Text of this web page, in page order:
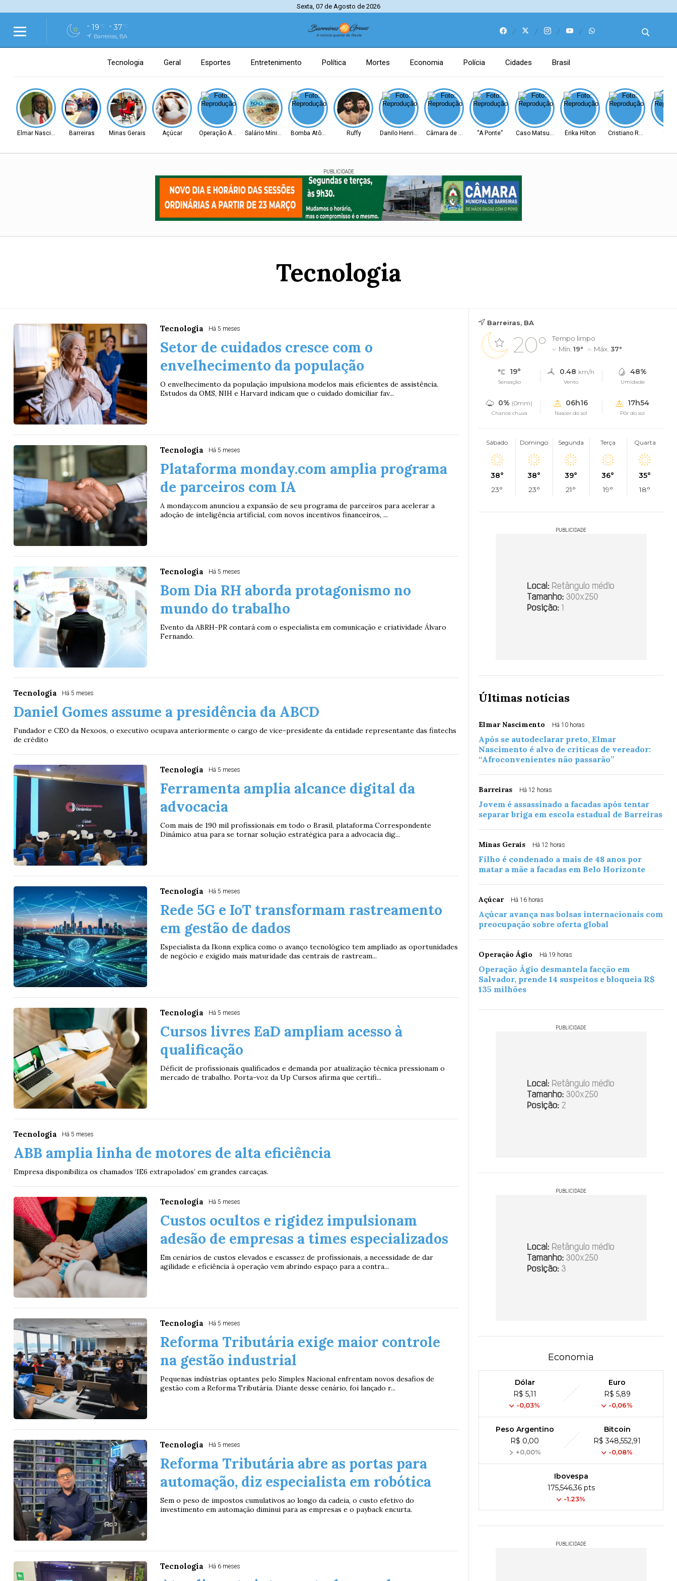
Sexta, 07 de Agosto de 2026
19°C 37°C
Barreiras, BA
Tecnologia Geral Esportes Entretenimento Política Mortes Economia Polícia Cidades Brasil
Elmar Nascimento Barreiras Minas Gerais Açúcar Operação Ágio Salário Mínimo Bomba Atômica Ruffy Danilo Henrique Câmara de Barreiras“A Ponte” Caso Matsunaga Érika Hilton Cristiano Ronaldo
PUBLICIDADE
Tecnologia
Tecnologia Há 5 meses
Setor de cuidados cresce com o
envelhecimento da população
O envelhecimento da população impulsiona modelos mais eficientes de assistência.
Estudos da OMS, NIH e Harvard indicam que o cuidado domiciliar fav...
Tecnologia Há 5 meses
Plataforma monday.com amplia programa
de parceiros com IA
A monday.com anunciou a expansão de seu programa de parceiros para acelerar a
adoção de inteligência artificial, com novos incentivos financeiros, ...
Tecnologia Há 5 meses
Bom Dia RH aborda protagonismo no
mundo do trabalho
Evento da ABRH-PR contará com o especialista em comunicação e criatividade Álvaro
Fernando.
Tecnologia Há 5 meses
Daniel Gomes assume a presidência da ABCD
Fundador e CEO da Nexoos, o executivo ocupava anteriormente o cargo de vice-presidente da entidade representante das fintechs
de crédito
Tecnologia Há 5 meses
Ferramenta amplia alcance digital da
advocacia
Com mais de 190 mil profissionais em todo o Brasil, plataforma Correspondente
Dinâmico atua para se tornar solução estratégica para a advocacia dig...
Tecnologia Há 5 meses
Rede 5G e IoT transformam rastreamento
em gestão de dados
Especialista da Ikonn explica como o avanço tecnológico tem ampliado as oportunidades
de negócio e exigido mais maturidade das centrais de rastream...
Tecnologia Há 5 meses
Cursos livres EaD ampliam acesso à
qualificação
Déficit de profissionais qualificados e demanda por atualização técnica pressionam o
mercado de trabalho. Porta-voz da Up Cursos afirma que certifi...
Tecnologia Há 5 meses
ABB amplia linha de motores de alta eficiência
Empresa disponibiliza os chamados ‘IE6 extrapolados’ em grandes carcaças.
Tecnologia Há 5 meses
Custos ocultos e rigidez impulsionam
adesão de empresas a times especializados
Em cenários de custos elevados e escassez de profissionais, a necessidade de dar
agilidade e eficiência à operação vem abrindo espaço para a contra...
Tecnologia Há 5 meses
Reforma Tributária exige maior controle
na gestão industrial
Pequenas indústrias optantes pelo Simples Nacional enfrentam novos desafios de
gestão com a Reforma Tributária. Diante desse cenário, foi lançado r...
Tecnologia Há 5 meses
Reforma Tributária abre as portas para
automação, diz especialista em robótica
Sem o peso de impostos cumulativos ao longo da cadeia, o custo efetivo do
investimento em automação diminui para as empresas e o payback encurta.
Tecnologia Há 6 meses
Barreiras, BA
20°
Tempo limpo
Mín. 19° Máx. 37°
19°
Sensação
0.48 km/h
Vento
48%
Umidade
0% (0mm)
Chance chuva
06h16
Nascer do sol
17h54
Pôr do sol
Sábado
38°
23°
Domingo
38°
23°
Segunda
39°
21°
Terça
36°
19°
Quarta
35°
18°
PUBLICIDADE
Últimas notícias
Elmar Nascimento Há 10 horas
Após se autodeclarar preto, Elmar
Nascimento é alvo de críticas de vereador:
“Afroconvenientes não passarão”
Barreiras Há 12 horas
Jovem é assassinado a facadas após tentar
separar briga em escola estadual de Barreiras
Minas Gerais Há 12 horas
Filho é condenado a mais de 48 anos por
matar a mãe a facadas em Belo Horizonte
Açúcar Há 16 horas
Açúcar avança nas bolsas internacionais com
preocupação sobre oferta global
Operação Ágio Há 19 horas
Operação Ágio desmantela facção em
Salvador, prende 14 suspeitos e bloqueia R$
135 milhões
PUBLICIDADE
PUBLICIDADE
Economia
Dólar
R$ 5,11
-0,03%
Euro
R$ 5,89
-0,06%
Peso Argentino
R$ 0,00
+0,00%
Bitcoin
R$ 348,552,91
-0,08%
Ibovespa
175,546,36 pts
-1.23%
PUBLICIDADE